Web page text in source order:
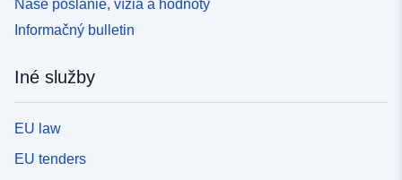
Naše poslanie, vízia a hodnoty
Informačný bulletin
Iné služby
EU law
EU tenders